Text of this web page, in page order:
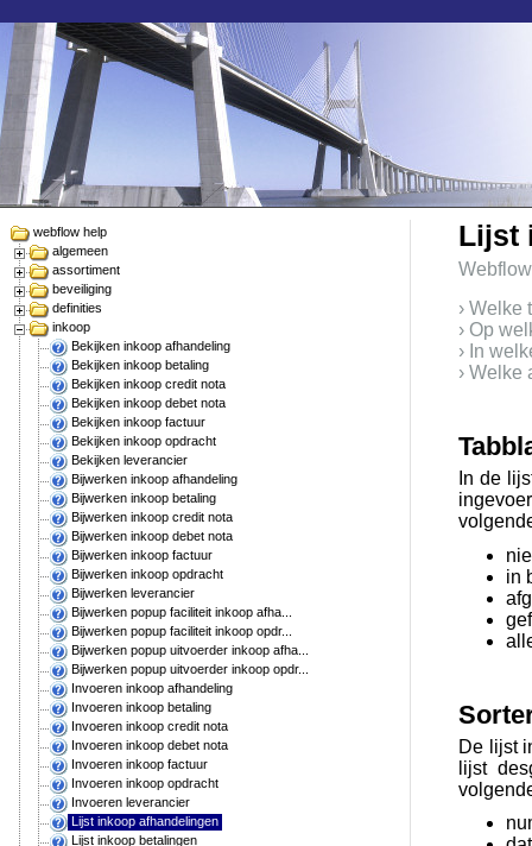
webflow help
algemeen
assortiment
beveiliging
definities
inkoop
Bekijken inkoop afhandeling
Bekijken inkoop betaling
Bekijken inkoop credit nota
Bekijken inkoop debet nota
Bekijken inkoop factuur
Bekijken inkoop opdracht
Bekijken leverancier
Bijwerken inkoop afhandeling
Bijwerken inkoop betaling
Bijwerken inkoop credit nota
Bijwerken inkoop debet nota
Bijwerken inkoop factuur
Bijwerken inkoop opdracht
Bijwerken leverancier
Bijwerken popup faciliteit inkoop afha...
Bijwerken popup faciliteit inkoop opdr...
Bijwerken popup uitvoerder inkoop afha...
Bijwerken popup uitvoerder inkoop opdr...
Invoeren inkoop afhandeling
Invoeren inkoop betaling
Invoeren inkoop credit nota
Invoeren inkoop debet nota
Invoeren inkoop factuur
Invoeren inkoop opdracht
Invoeren leverancier
Lijst inkoop afhandelingen
Lijst inkoop betalingen
Lijst
Webflow
›
› Op
› In
›
In de
in
De lijst
lijst